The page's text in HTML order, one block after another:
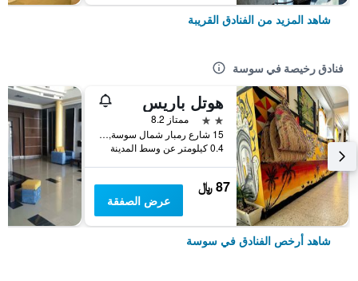
شاهد المزيد من الفنادق القريبة
فنادق رخيصة في سوسة
هوتل باريس
2 نجمتين
ممتاز 8.2
15 شارع رمبار شمال سوسة, سوسة, تونس
0.4 كيلومتر عن وسط المدينة
87 ﷼
عرض الصفقة
شاهد أرخص الفنادق في سوسة